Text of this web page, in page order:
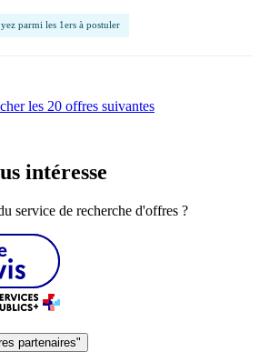
parmi les 1ers à postuler
les 20 offres suivantes
intéresse
service de recherche d'offres ?
partenaires"